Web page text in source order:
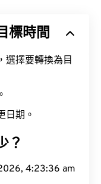
標時間
選擇要轉換為目
日期。
？
4:23:37 am